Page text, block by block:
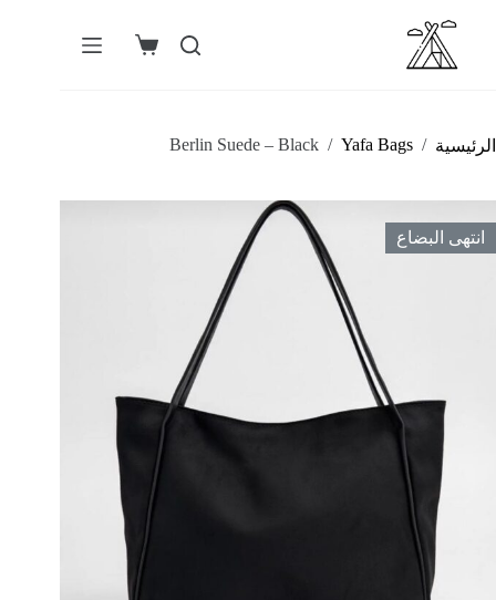
المحتوى
عربة
الرئيسية /
Yafa Bags
/
Berlin Suede – Black
انتهى البضاع